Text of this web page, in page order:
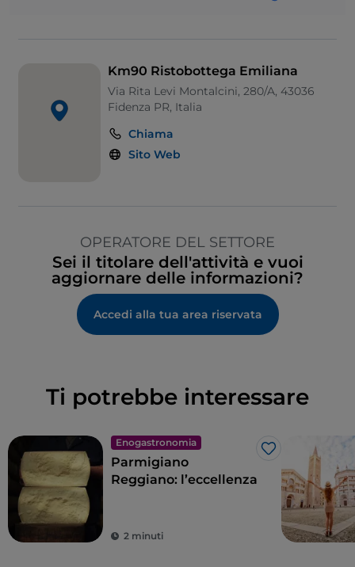
Km90 Ristobottega Emiliana
Via Rita Levi Montalcini, 280/A, 43036
Fidenza PR, Italia
Chiama
Sito Web
OPERATORE DEL SETTORE
Sei il titolare dell'attività e vuoi
aggiornare delle informazioni?
Accedi alla tua area riservata
Ti potrebbe interessare
Enogastronomia
Like
Parmigiano
Reggiano: l’eccellenza
2 minuti